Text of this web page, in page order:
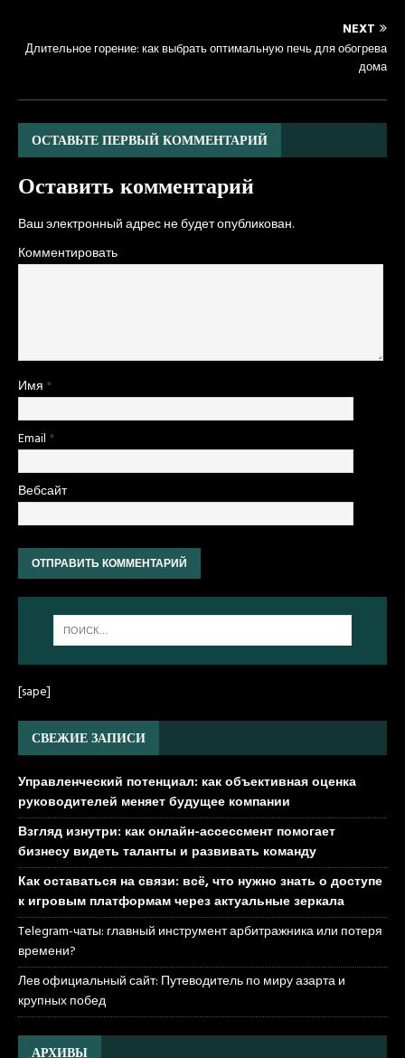
NEXT
Длительное горение: как выбрать оптимальную печь для обогрева
дома
ОСТАВЬТЕ ПЕРВЫЙ КОММЕНТАРИЙ
Оставить комментарий
Ваш электронный адрес не будет опубликован.
Комментировать
Имя *
Email *
Вебсайт
[sape]
СВЕЖИЕ ЗАПИСИ
Управленческий потенциал: как объективная оценка
руководителей меняет будущее компании
Взгляд изнутри: как онлайн-ассессмент помогает
бизнесу видеть таланты и развивать команду
Как оставаться на связи: всё, что нужно знать о доступе
к игровым платформам через актуальные зеркала
Telegram-чаты: главный инструмент арбитражника или потеря
времени?
Лев официальный сайт: Путеводитель по миру азарта и
крупных побед
АРХИВЫ